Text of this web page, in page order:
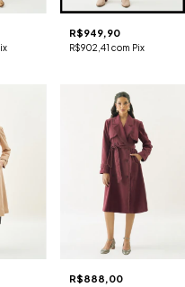
R$949,90
R$902,41 com Pix
R$888,00